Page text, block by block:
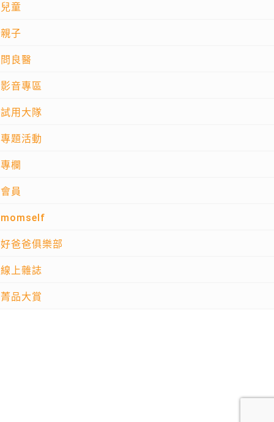
兒童
親子
問良醫
影音專區
試用大隊
專題活動
專欄
會員
momself
好爸爸俱樂部
線上雜誌
菁品大賞